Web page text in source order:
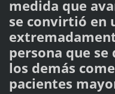
medida que
se convirtió en
persona que se
los demás
pacientes